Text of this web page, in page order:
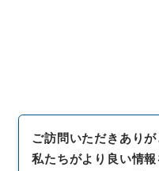
ご訪問いただきありが
私たちがより良い情報